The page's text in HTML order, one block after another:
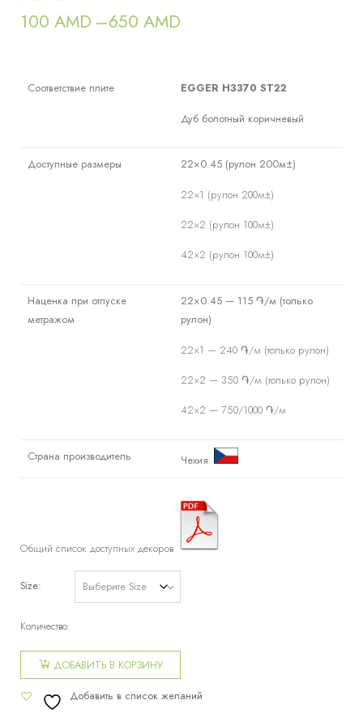
100 AMD –650 AMD
Диапазон
650 AMD
Соответствие плите EGGER H3370 ST22
Дуб болотный коричневый
Доступные размеры 22×0.45 (рулон 200м±)
22×1 (рулон 200м±)
22×2 (рулон 100м±)
42×2 (рулон 100м±)
Наценка при отпуске
метражом
22×0.45 — 115 ֏/м (только
рулон)
22×1 — 240 ֏/м (только рулон)
22×2 — 350 ֏/м (только рулон)
42×2 — 750/1000 ֏/м
Страна производитель Чехия
Общий список доступных декоров
Size
Количество:
товара
Кромка
ABS 3370
ДОБАВИТЬ В КОРЗИНУ
Добавить в список желаний